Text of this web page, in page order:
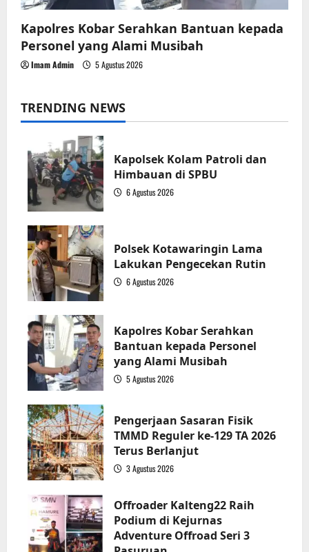
Kapolres Kobar Serahkan Bantuan kepada
Personel yang Alami Musibah
Imam Admin 5 Agustus 2026
TRENDING NEWS
Kapolsek Kolam Patroli dan
Himbauan di SPBU
6 Agustus 2026
Polsek Kotawaringin Lama
Lakukan Pengecekan Rutin
6 Agustus 2026
Kapolres Kobar Serahkan
Bantuan kepada Personel
yang Alami Musibah
5 Agustus 2026
Pengerjaan Sasaran Fisik
TMMD Reguler ke-129 TA 2026
Terus Berlanjut
3 Agustus 2026
Offroader Kalteng22 Raih
Podium di Kejurnas
Adventure Offroad Seri 3